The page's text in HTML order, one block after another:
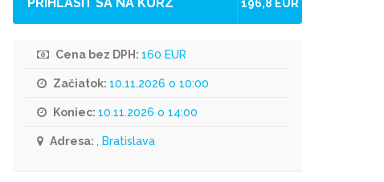
196,8 EUR
Cena bez DPH: 160 EUR
Začiatok: 10.11.2026 o 10:00
Koniec: 10.11.2026 o 14:00
Adresa: , Bratislava